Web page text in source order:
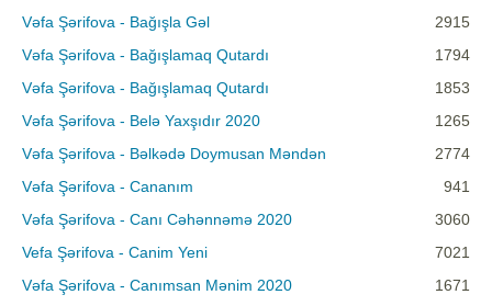
Vəfa Şərifova - Bağışla Gəl
2915
Vəfa Şərifova - Bağışlamaq Qutardı
1794
Vəfa Şərifova - Bağışlamaq Qutardı
1853
Vəfa Şərifova - Belə Yaxşıdır 2020
1265
Vəfa Şərifova - Bəlkədə Doymusan Məndən
2774
Vəfa Şərifova - Cananım
941
Vəfa Şərifova - Canı Cəhənnəmə 2020
3060
Vefa Şərifova - Canim Yeni
7021
Vəfa Şərifova - Canımsan Mənim 2020
1671